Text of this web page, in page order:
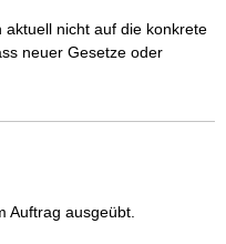
nicht auf die konkrete
neuer Gesetze oder
Auftrag ausgeübt.